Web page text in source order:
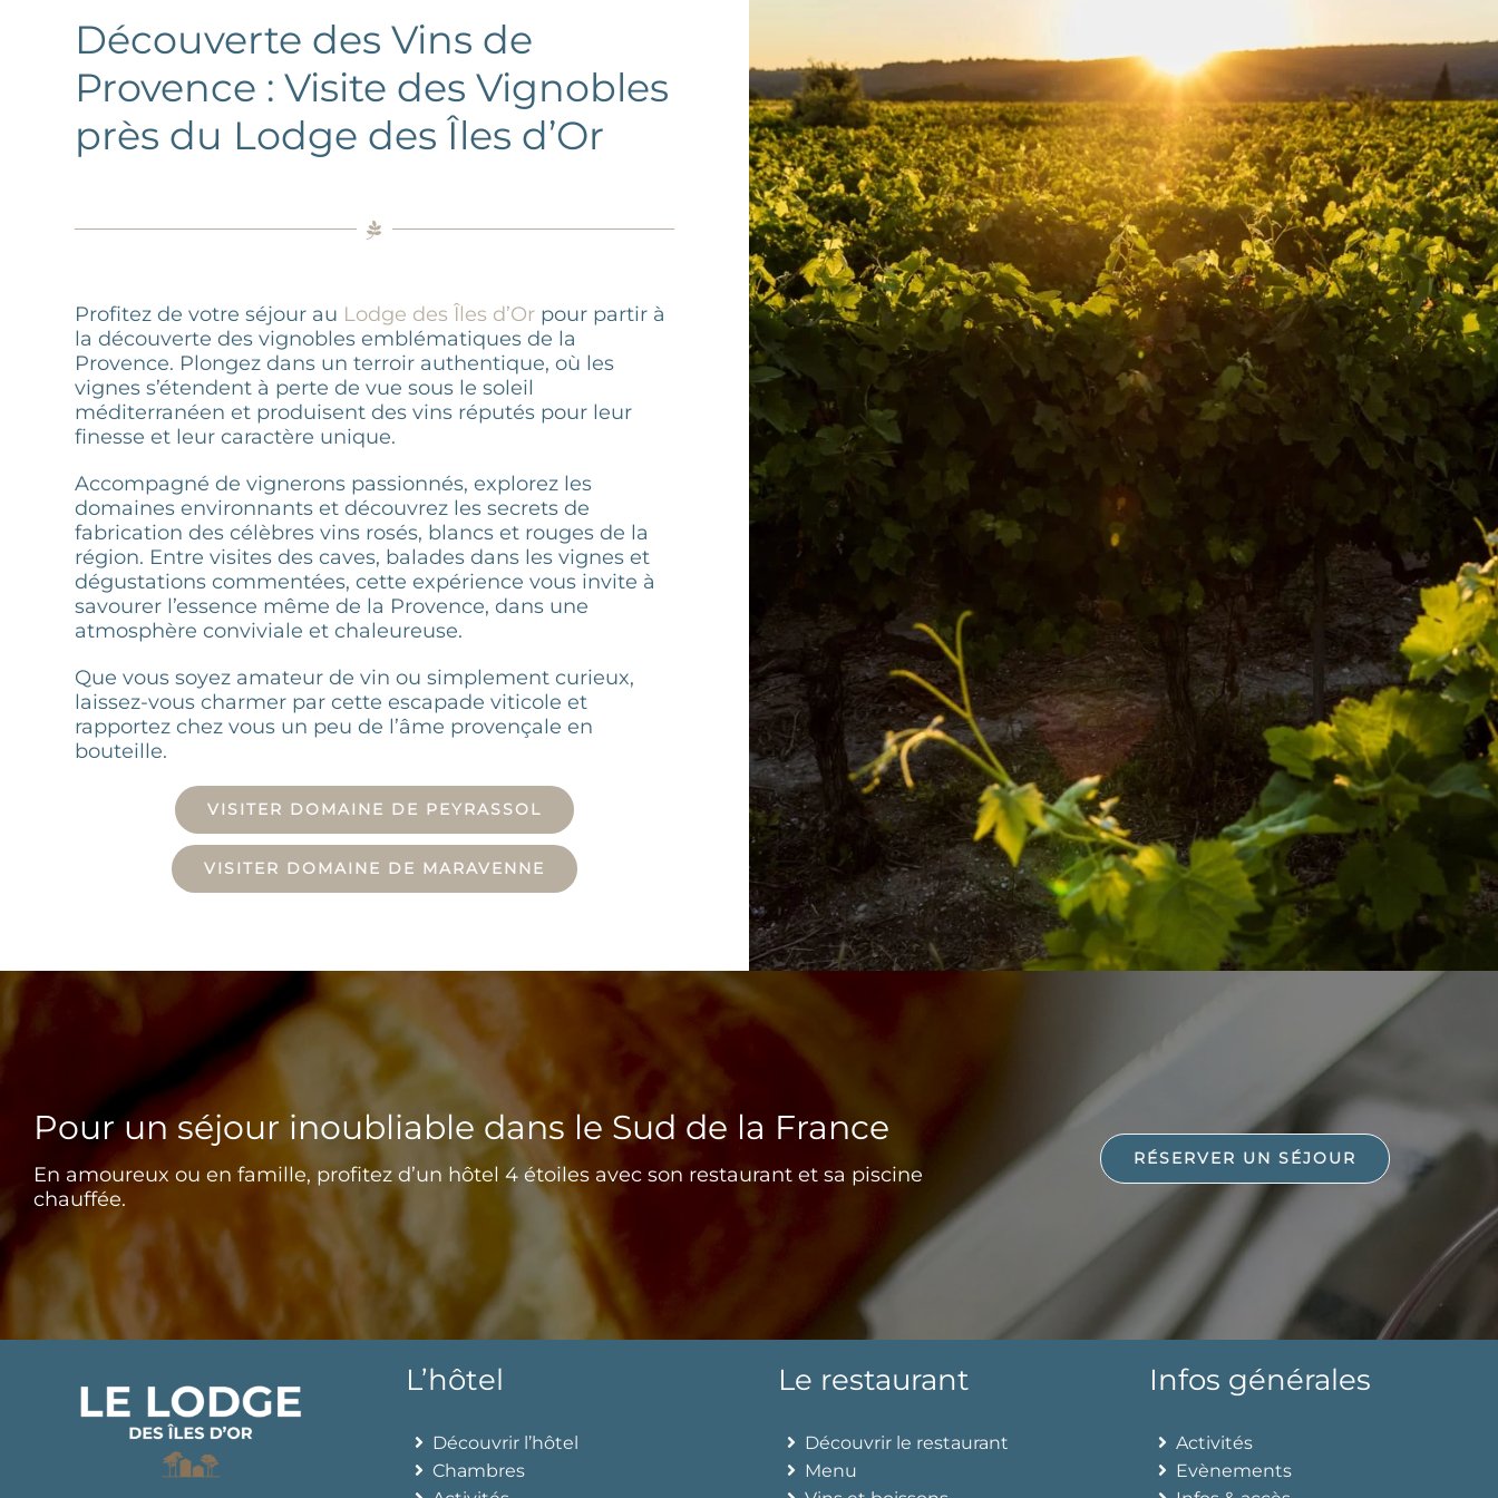
Découverte des Vins de
Provence : Visite des Vignobles
près du Lodge des Îles d’Or
Profitez de votre séjour au Lodge des Îles d’Or pour partir à
la découverte des vignobles emblématiques de la
Provence. Plongez dans un terroir authentique, où les
vignes s’étendent à perte de vue sous le soleil
méditerranéen et produisent des vins réputés pour leur
finesse et leur caractère unique.
Accompagné de vignerons passionnés, explorez les
domaines environnants et découvrez les secrets de
fabrication des célèbres vins rosés, blancs et rouges de la
région. Entre visites des caves, balades dans les vignes et
dégustations commentées, cette expérience vous invite à
savourer l’essence même de la Provence, dans une
atmosphère conviviale et chaleureuse.
Que vous soyez amateur de vin ou simplement curieux,
laissez-vous charmer par cette escapade viticole et
rapportez chez vous un peu de l’âme provençale en
bouteille.
VISITER DOMAINE DE PEYRASSOL
VISITER DOMAINE DE MARAVENNE
Pour un séjour inoubliable dans le Sud de la France
En amoureux ou en famille, profitez d’un hôtel 4 étoiles avec son restaurant et sa piscine
chauffée.
RÉSERVER UN SÉJOUR
L’hôtel
Découvrir l’hôtel
Chambres
Le restaurant
Découvrir le restaurant
Menu
Infos générales
Activités
Evènements